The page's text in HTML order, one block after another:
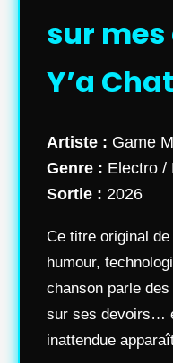
sur
Y’a
Artiste : Game
Genre : Electro /
Sortie : 2026
Ce titre original de
humour,
chanson parle
sur ses devoirs…
inattendue